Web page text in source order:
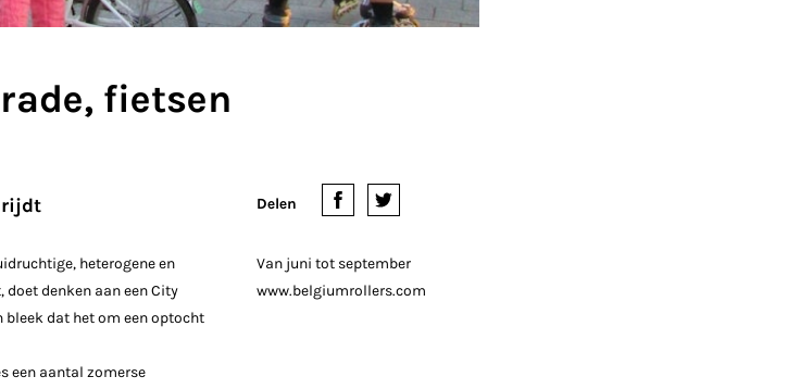
fietsen
rijdt Delen
heterogene en
denken aan een City
bleek dat het om een optocht
een aantal zomerse
Van juni tot september
www.belgiumrollers.com